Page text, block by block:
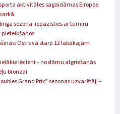
aktivitātes sagaidāmas Eiropas
sezona: iepazīsties ar turnīru
Ostravā starp 12 labākajām
lēcieni – no dāmu atgriešanās
bronzai
Grand Prix” sezonas uzvarētāji –